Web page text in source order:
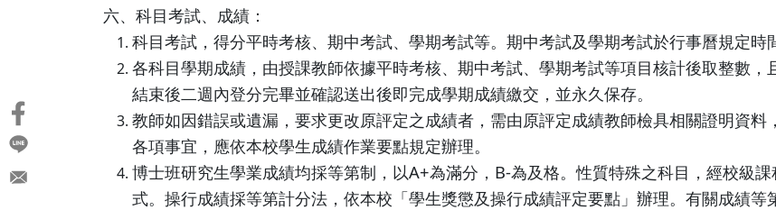
六、科目考試、成績：
科目考試，得分平時考核、期中考試、學期考試等。期中考試及學期考試於行事曆規定時
各科目學期成績，由授課教師依據平時考核、期中考試、學期考試等項目核計後取整數
結束後二週內登分完畢並確認送出後即完成學期成績繳交，並永久保存。
教師如因錯誤或遺漏，要求更改原評定之成績者，需由原評定成績教師檢具相關證明資
各項事宜，應依本校學生成績作業要點規定辦理。
博士班研究生學業成績均採等第制，以A+為滿分，B-為及格。性質特殊之科目，經校級
式。操行成績採等第計分法，依本校「學生獎懲及操行成績評定要點」辦理。有關成績等